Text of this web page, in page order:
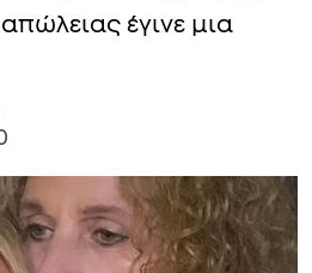
έγινε μια